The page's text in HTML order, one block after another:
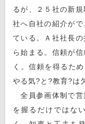
るが、２５社の新
社へ自社の紹介が
ている。Ａ社社長
ら始まる。信頼が
く。信頼を得るた
やる気?と?教育?は
全員参画体制で営
を握るだけではな